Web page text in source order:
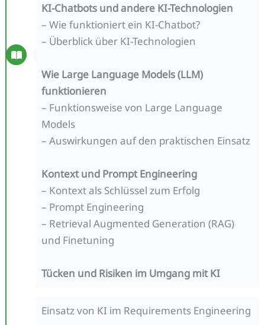
KI-Chatbots und andere KI-Technologien
– Wie funktioniert ein KI-Chatbot?
– Überblick über KI-Technologien
Wie Large Language Models (LLM)
funktionieren
– Funktionsweise von Large Language
Models
– Auswirkungen auf den praktischen Einsatz
Kontext und Prompt Engineering
– Kontext als Schlüssel zum Erfolg
– Prompt Engineering
– Retrieval Augmented Generation (RAG)
und Finetuning
Tücken und Risiken im Umgang mit KI
Einsatz von KI im Requirements Engineering